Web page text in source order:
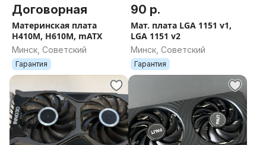
Договорная
Материнская плата
H410M, H610M, mATX
Минск, Советский
Гарантия
90 р.
Мат. плата LGA 1151 v1,
LGA 1151 v2
Минск, Советский
Гарантия